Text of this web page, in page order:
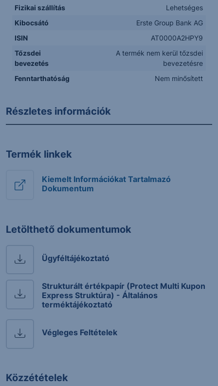
Fizikai szállítás
Lehetséges
Kibocsátó
Erste Group Bank AG
ISIN
AT0000A2HPY9
Tőzsdei
bevezetés
A termék nem kerül tőzsdei
bevezetésre
Fenntarthatóság
Nem minősített
Részletes információk
Termék linkek
Kiemelt Információkat Tartalmazó
Dokumentum
Letölthető dokumentumok
Ügyféltájékoztató
Strukturált értékpapír (Protect Multi Kupon
Express Struktúra) - Általános
terméktájékoztató
Végleges Feltételek
Közzétételek